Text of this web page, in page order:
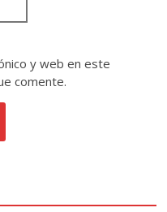
y web en este
comente.